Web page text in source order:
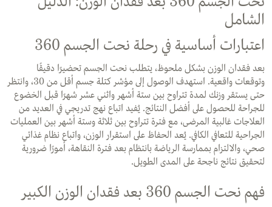
الشامل
اعتبارات أساسية في رحلة نحت الجسم 360
بعد فقدان الوزن بشكل ملحوظ، يتطلب نحت الجسم تحضيرًا دقيقًا
وتوقعات واقعية. استهدف الوصول إلى مؤشر كتلة جسم أقل من 30، وانتظر
حتى يستقر وزنك لمدة تتراوح بين ستة أشهر واثني عشر شهرًا قبل الخضوع
للجراحة للحصول على أفضل النتائج. يُفيد اتباع نهج تدريجي في العديد من
العلاجات غالبية المرضى، مع فترة تتراوح بين ثلاثة وستة أشهر بين العمليات
الجراحية للتعافي الكافي. يُعد الحفاظ على استقرار الوزن، واتباع نظام غذائي
صحي، والالتزام بممارسة الرياضة بانتظام بعد فترة النقاهة، أمورًا ضرورية
لتحقيق نتائج ناجحة على المدى الطويل.
فهم نحت الجسم 360 بعد فقدان الوزن الكبير